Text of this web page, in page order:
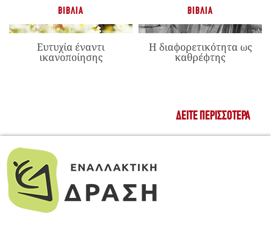
ΒΙΒΛΊΑ
Ευτυχία έναντι
ικανοποίησης
ΒΙΒΛΊΑ
Η διαφορετικότητα ως
καθρέφτης
ΔΕΊΤΕ ΠΕΡΙΣΣΌΤΕΡΑ